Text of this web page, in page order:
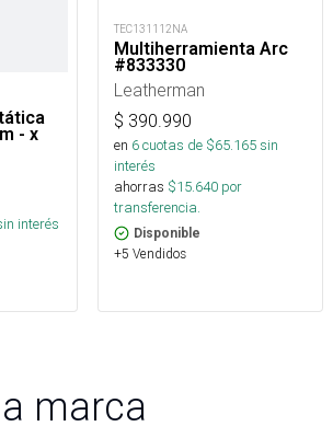
- x
interés
TEC131112NA
Multiherramienta Arc
#833330
Leatherman
$ 390.990
en 6cuotas de $65.165sin
interés
ahorras $15.640 por
transferencia.
Disponible
+5 Vendidos
marca